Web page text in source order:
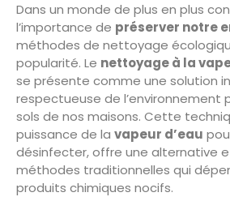
Dans un monde de plus en plus
l’importance de préserver notre
méthodes de nettoyage
popularité. Le nettoyage à la
se présente comme une solution
respectueuse de l’environnement
sols de nos maisons. Cette
puissance de la vapeur d’eau
désinfecter, offre une alternative
méthodes traditionnelles qui
produits chimiques nocifs.